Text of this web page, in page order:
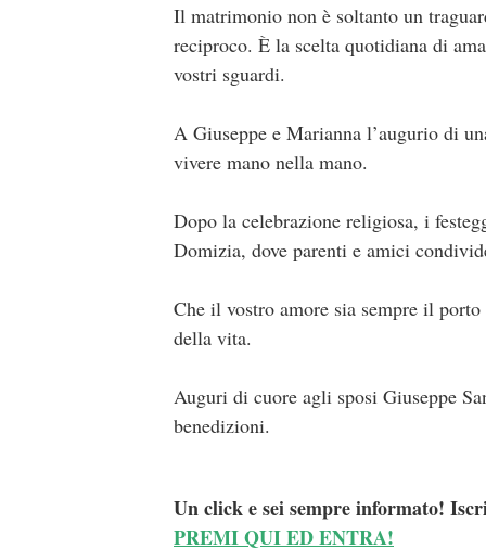
Il matrimonio non è soltanto un
reciproco. È la scelta quotidiana di
vostri sguardi.
A Giuseppe e Marianna l’augurio di
vivere mano nella mano.
Dopo la celebrazione religiosa, i
Domizia, dove parenti e amici
Che il vostro amore sia sempre il
della vita.
Auguri di cuore agli sposi Giuseppe
benedizioni.
Un click e sei sempre informato!
PREMI QUI ED ENTRA!